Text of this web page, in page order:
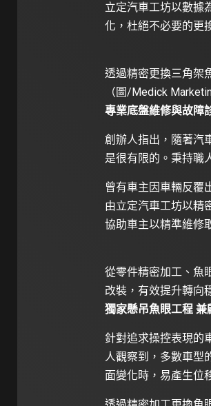
立定汽車工坊以數據
化，杜絕不必要的更
透過精密更換三角架
（圖/Medick
專業底盤維修與故障
創辦人指出，隨著汽
是很有限的。秉持職
曾有車主因車輛反覆
由立定汽車工坊以精
協助車主以精準維修
從零件精密加工、魚
改裝，有效提升轉向
獨家懸吊魚眼工程
針對追求操控表現的
人觀察到，多數車型
面變化時，易產生位